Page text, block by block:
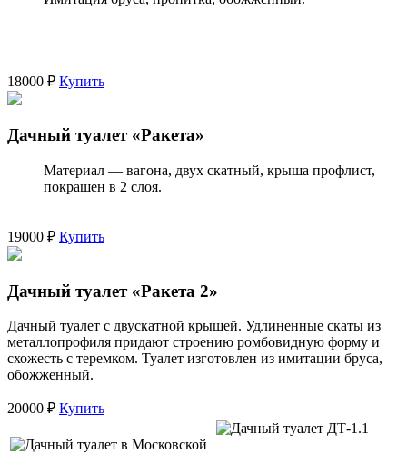
18000 ₽ Купить
Дачный туалет «Ракета»
Материал — вагона, двух скатный, крыша профлист,
покрашен в 2 слоя.
19000 ₽ Купить
Дачный туалет «Ракета 2»
Дачный туалет с двускатной крышей. Удлиненные скаты из
металлопрофиля придают строению ромбовидную форму и
схожесть с теремком. Туалет изготовлен из имитации бруса,
обожженный.
20000 ₽ Купить